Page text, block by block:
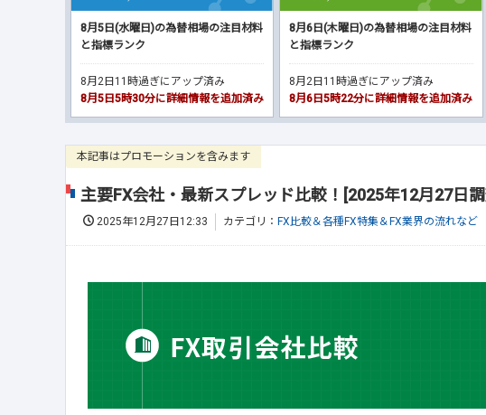
8月5日(水曜日)の為替相場の注目材料
と指標ランク
8月2日11時過ぎにアップ済み
8月5日5時30分に詳細情報を追加済み
8月6日(木曜日)の為替相場の注目材料
と指標ランク
8月2日11時過ぎにアップ済み
8月6日5時22分に詳細情報を追加済み
本記事はプロモーションを含みます
主要FX会社・最新スプレッド比較！[2025年12月27日
2025年12月27日12:33 カテゴリ： FX比較＆各種FX特集＆FX業界の流れなど